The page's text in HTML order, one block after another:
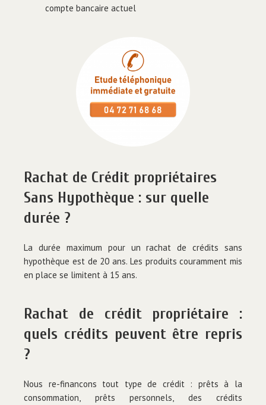
compte bancaire actuel
Rachat de Crédit propriétaires
Sans Hypothèque : sur quelle
durée ?
La durée maximum pour un rachat de crédits sans
hypothèque est de 20 ans. Les produits couramment mis
en place se limitent à 15 ans.
Rachat de crédit propriétaire :
quels crédits peuvent être repris
?
Nous re-financons tout type de crédit : prêts à la
consommation, prêts personnels, des crédits